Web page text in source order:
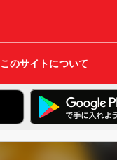
このサイトについて